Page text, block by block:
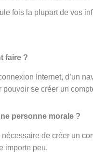
fois la plupart de vos
faire ?
Internet, d’un
se créer un
personne morale ?
de créer un
importe peu.